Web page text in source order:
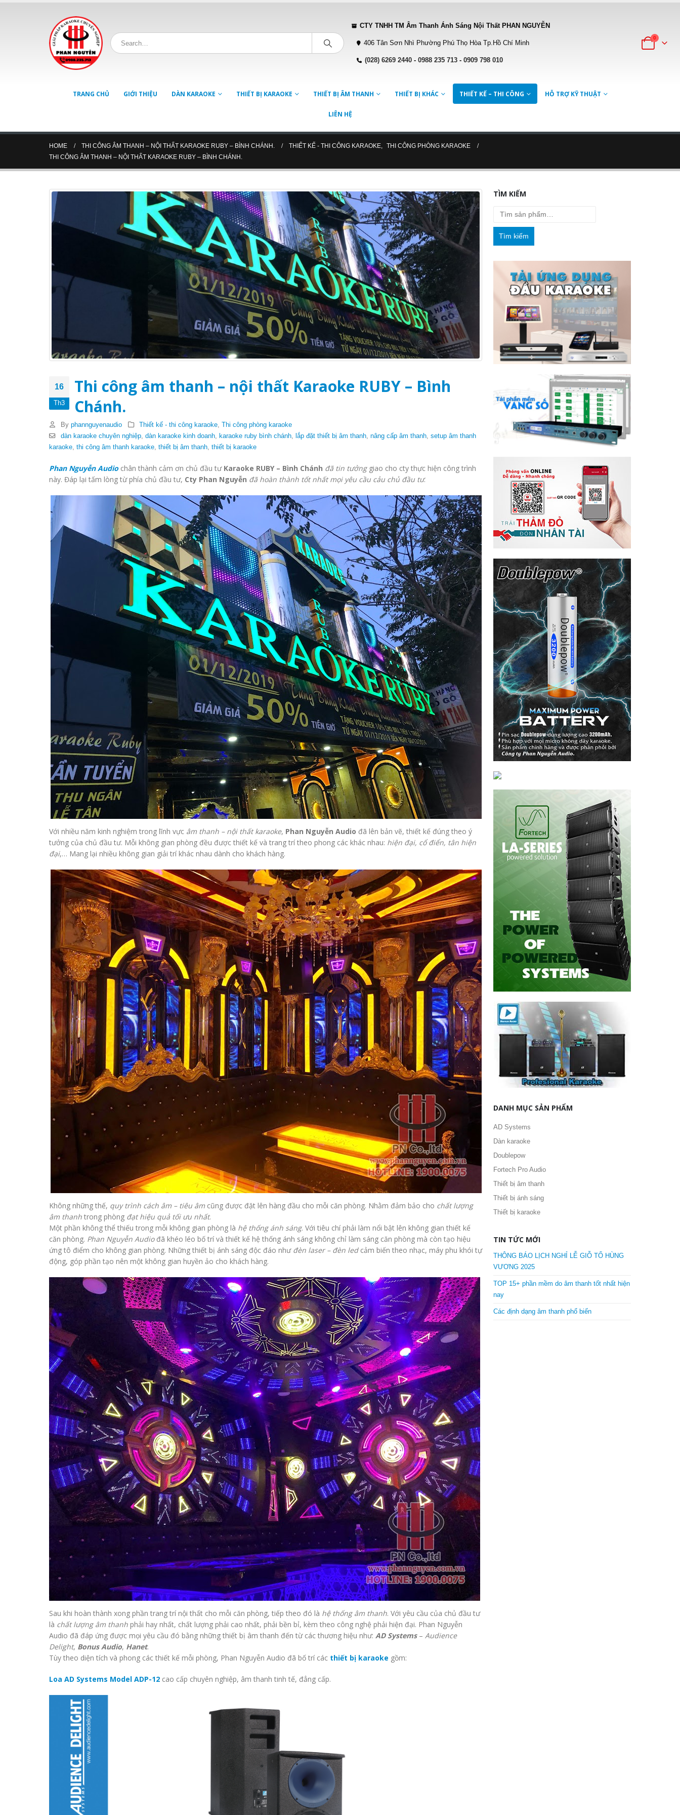
CTY TNHH TM Âm Thanh Ánh Sáng Nội Thất PHAN NGUYỄN
406 Tân Sơn Nhì Phường Phú Thọ Hòa Tp.Hồ Chí Minh
(028) 6269 2440 -0988 235 713 -0909 798 010
0
TRANG CHỦ GIỚI THIỆU DÀN KARAOKE THIẾT BỊ KARAOKE THIẾT BỊ ÂM THANH THIẾT BỊ KHÁC THIẾT KẾ – THI CÔNG HỖ TRỢ KỸ THUẬT
LIÊN HỆ
HOME THI CÔNG ÂM THANH – NỘI THẤT KARAOKE RUBY – BÌNH CHÁNH. THIẾT KẾ - THI CÔNG KARAOKE, THI CÔNG PHÒNG KARAOKE
THI CÔNG ÂM THANH – NỘI THẤT KARAOKE RUBY – BÌNH CHÁNH.
16
Th3
Thi công âm thanh – nội thất Karaoke RUBY – Bình
Chánh.
By phannguyenaudio Thiết kế - thi công karaoke,
Thi công phòng karaoke
dàn karaoke chuyên nghiệp, dàn karaoke kinh doanh, karaoke ruby bình chánh, lắp đặt thiết bị âm thanh, nâng cấp âm thanh, setup âm thanh
karaoke, thi công âm thanh karaoke, thiết bị âm thanh, thiết bị karaoke
Phan Nguyễn Audiochân thành cảm ơn chủ đầu tư Karaoke RUBY – Bình Chánh đã tin tưởnggiao cho cty thực hiện công trình
này. Đáp lại tấm lòng từ phía chủ đầu tư, Cty Phan Nguyễn đã hoàn thành tốt nhất mọi yêu cầu cảu chủ đầu tư.
Với nhiều năm kinh nghiệm trong lĩnh vực âm thanh – nội thất karaoke, Phan Nguyễn Audio đã lên bản vẽ, thiết kế đúng theo ý
tưởng của chủ đầu tư. Mỗi không gian phòng đều được thiết kế và trang trí theo phong các khác nhau: hiện đại, cổ điển, tân hiện
đại,… Mang lại nhiều không gian giải trí khác nhau dành cho khách hàng.
Không những thế, quy trình cách âm – tiêu âm cũng được đặt lên hàng đầu cho mỗi căn phòng. Nhằm đảm bảo cho chất lượng
âm thanh trong phòng đạt hiệu quả tối ưu nhất.
Một phần không thể thiếu trong mỗi không gian phòng là hệ thống ánh sáng. Với tiêu chí phải làm nổi bật lên không gian thiết kế
căn phòng. Phan Nguyễn Audiođã khéo léo bố trí và thiết kế hệ thống ánh sáng không chỉ làm sáng căn phòng mà còn tạo hiệu
ứng tô điểm cho không gian phòng. Những thiết bị ánh sáng độc đáo như đèn laser – đèn ledcảm biến theo nhạc, máy phu khói tự
động, góp phần tạo nên một không gian huyền ảo cho khách hàng.
Sau khi hoàn thành xong phần trang trí nội thất cho mỗi căn phòng, tiếp theo đó là hệ thống âm thanh. Với yêu cầu của chủ đầu tư
là chất lượng âm thanh phải hay nhất, chất lượng phải cao nhất, phải bền bỉ, kèm theo công nghệ phải hiện đại. Phan Nguyễn
Audio đã đáp ứng được mọi yêu cầu đó bằng những thiết bị âm thanh đến từ các thương hiệu như: AD Systems– Audience
Delight, Bonus Audio, Hanet.
Tùy theo diện tích và phong các thiết kế mỗi phòng, Phan Nguyễn Audio đã bố trí các thiết bị karaoke gồm:
Loa AD Systems Model ADP-12 cao cấp chuyên nghiệp, âm thanh tinh tế, đẳng cấp.
TÌM KIẾM
Tìm kiếm
DANH MỤC SẢN PHẨM
AD Systems
Dàn karaoke
Doublepow
Fortech Pro Audio
Thiết bị âm thanh
Thiết bị ánh sáng
Thiết bị karaoke
TIN TỨC MỚI
THÔNG BÁO LỊCH NGHỈ LỄ GIỖ TỔ HÙNG
VƯƠNG 2025
TOP 15+ phần mềm do âm thanh tốt nhất hiện
nay
Các định dạng âm thanh phổ biến